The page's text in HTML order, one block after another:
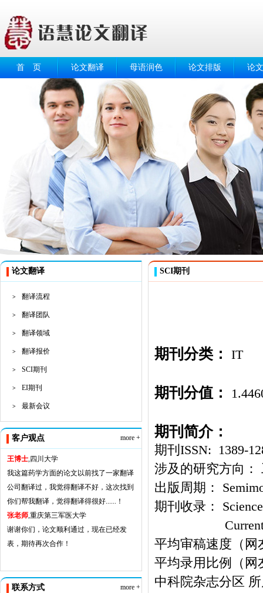
首 页 论文翻译 母语润色 论文排版 论
论文翻译
> 翻译流程
> 翻译团队
> 翻译领域
> 翻译报价
> SCI期刊
> EI期刊
> 最新会议
客户观点 more +
王博士,四川大学
我这篇药学方面的论文以前找了一家翻译
公司翻译过，我觉得翻译不好，这次找到
你们帮我翻译，觉得翻译得很好......！
张老师,重庆第三军医大学
谢谢你们，论文顺利通过，现在已经发
表，期待再次合作！
联系方式 more +
SCI期刊
期刊分类： IT
期刊分值：
期刊简介：
期刊ISSN: 1389-
涉及的研究方向：
出版周期：
期刊收录：
Current
平均审稿速度（网
平均录用比例（网
中科院杂志分区